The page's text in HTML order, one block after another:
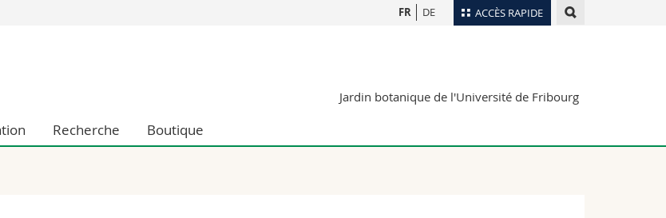
ACCÈS RAPIDE
et de la formation
Collaborateurs
Bibliothèques
Programme des cours
FR DE
Jardin botanique de l'Université de Fribourg
Recherche Boutique